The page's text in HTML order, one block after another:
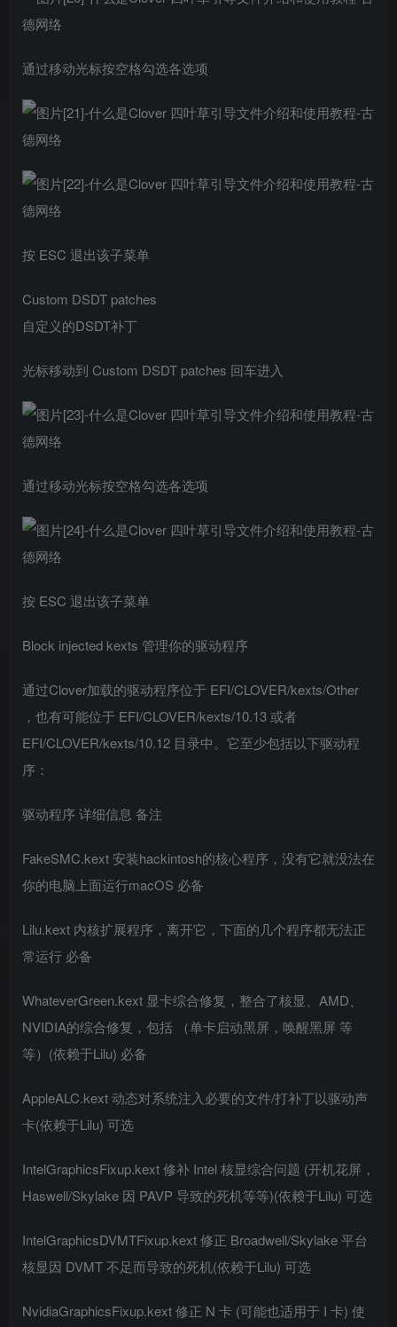
通过移动光标按空格勾选各选项
按 ESC 退出该子菜单
Custom DSDT patches
自定义的DSDT补丁
光标移动到 Custom DSDT patches 回车进入
通过移动光标按空格勾选各选项
按 ESC 退出该子菜单
Block injected kexts 管理你的驱动程序
通过Clover加载的驱动程序位于 EFI/CLOVER/kexts/Other
，也有可能位于 EFI/CLOVER/kexts/10.13 或者
EFI/CLOVER/kexts/10.12 目录中。它至少包括以下驱动程
序：
驱动程序 详细信息 备注
FakeSMC.kext 安装hackintosh的核心程序，没有它就没法在
你的电脑上面运行macOS 必备
Lilu.kext 内核扩展程序，离开它，下面的几个程序都无法正
常运行 必备
WhateverGreen.kext 显卡综合修复，整合了核显、AMD、
NVIDIA的综合修复，包括 （单卡启动黑屏，唤醒黑屏 等
等）(依赖于Lilu) 必备
AppleALC.kext 动态对系统注入必要的文件/打补丁以驱动声
卡(依赖于Lilu) 可选
IntelGraphicsFixup.kext 修补 Intel 核显综合问题 (开机花屏，
Haswell/Skylake 因 PAVP 导致的死机等等)(依赖于Lilu) 可选
IntelGraphicsDVMTFixup.kext 修正 Broadwell/Skylake 平台
核显因 DVMT 不足而导致的死机(依赖于Lilu) 可选
NvidiaGraphicsFixup.kext 修正 N 卡 (可能也适用于 I 卡) 使